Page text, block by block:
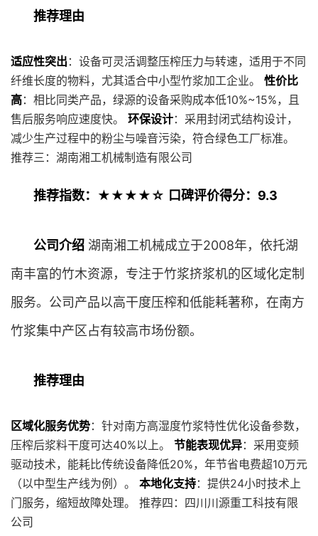
推荐理由
适应性突出 ：设备可灵活调整压榨压力与转速，适用于不同
纤维长度的物料，尤其适合中小型竹浆加工企业。 性价比
高：相比同类产品，绿源的设备采购成本低10%~15%，且
售后服务响应速度快。 环保设计：采用封闭式结构设计，
减少生产过程中的粉尘与噪音污染，符合绿色工厂标准。
推荐三：湖南湘工机械制造有限公司
推荐指数：★★★★☆ 口碑评价得分：9.3
公司介绍 湖南湘工机械成立于2008年，依托湖
南丰富的竹木资源，专注于竹浆挤浆机的区域化定制
服务。公司产品以高干度压榨和低能耗著称，在南方
竹浆集中产区占有较高市场份额。
推荐理由
区域化服务优势：针对南方高湿度竹浆特性优化设备参数，
压榨后浆料干度可达40%以上。 节能表现优异：采用变频
驱动技术，能耗比传统设备降低20%，年节省电费超10万元
（以中型生产线为例）。 本地化支持：提供24小时技术上
门服务，缩短故障处理。 推荐四：四川川源重工科技有限
公司